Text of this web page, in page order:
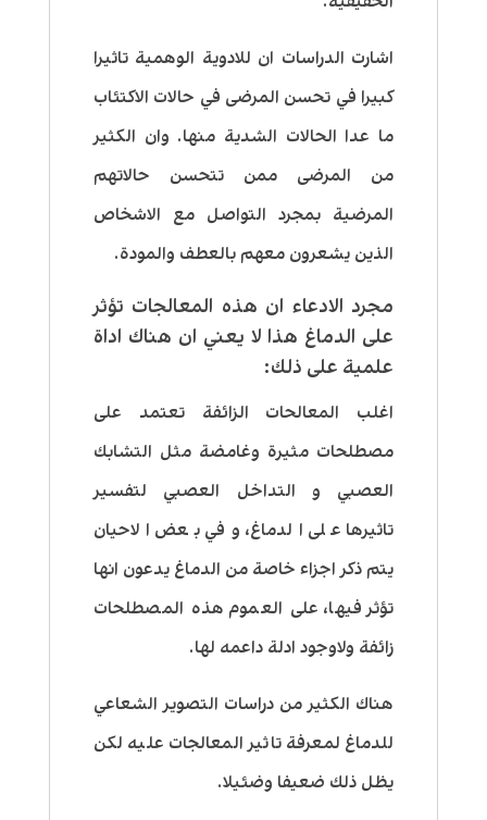
اشارت الدراسات ان للادوية الوهمية تاثيرا
كبيرا في تحسن المرضى في حالات الاكتئاب
ما عدا الحالات الشدية منها. وان الكثير
من المرضى ممن تتحسن حالاتهم
المرضية بمجرد التواصل مع الاشخاص
الذين يشعرون معهم بالعطف والمودة.
مجرد الادعاء ان هذه المعالجات تؤثر
على الدماغ هذا لا يعني ان هناك اداة
علمية على ذلك:
اغلب المعالحات الزائفة تعتمد على
مصطلحات مثيرة وغامضة مثل التشابك
العصبي و التداخل العصبي لتفسير
تاثيرها على الدماغ، وفي بعض الاحيان
يتم ذكر اجزاء خاصة من الدماغ يدعون انها
تؤثر فيها، على العموم هذه المصطلحات
زائفة ولاوجود ادلة داعمه لها.
هناك الكثير من دراسات التصوير الشعاعي
للدماغ لمعرفة تاثير المعالجات عليه لكن
يظل ذلك ضعيفا وضئيلا.